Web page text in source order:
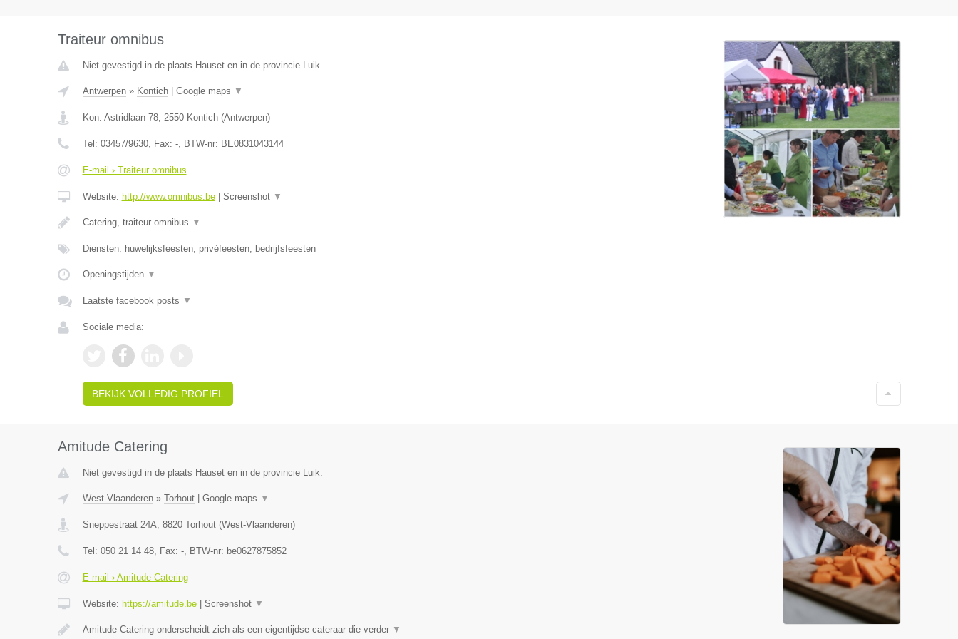
Traiteur omnibus
Niet gevestigd in de plaats Hauset en in de provincie Luik.
Antwerpen» Kontich| Google maps ▼
Kon. Astridlaan 78, 2550 Kontich(Antwerpen)
Tel: 03457/9630, Fax: -, BTW-nr: BE0831043144
E-mail › Traiteur omnibus
Website: http://www.omnibus.be| Screenshot ▼
Catering, traiteur omnibus ▼
Diensten: huwelijksfeesten, privéfeesten, bedrijfsfeesten
Openingstijden ▼
Laatste facebook posts ▼
Sociale media:
BEKIJK VOLLEDIG PROFIEL
Amitude Catering
Niet gevestigd in de plaats Hauset en in de provincie Luik.
West-Vlaanderen» Torhout| Google maps ▼
Sneppestraat 24A, 8820 Torhout(West-Vlaanderen)
Tel: 050 21 14 48, Fax: -, BTW-nr: be0627875852
E-mail › Amitude Catering
Website: https://amitude.be| Screenshot ▼
Amitude Catering onderscheidt zich als een eigentijdse cateraar die verder ▼